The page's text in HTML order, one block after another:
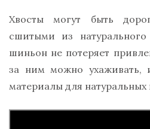
Хвосты могут быть
сшитыми из
шиньон не потеряет
за ним можно ухаживать,
материалы для натуральных